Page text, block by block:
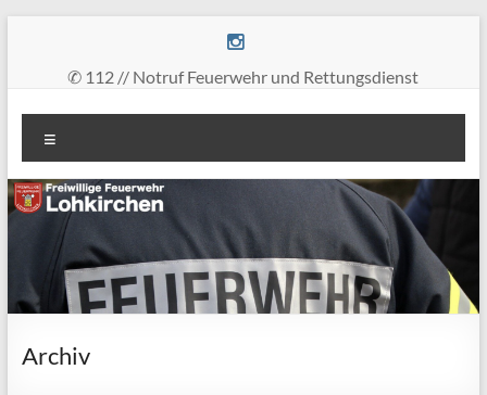
springen✆ 112 // Notruf Feuerwehr und Rettungsdienst
Freiwillige
Feuerwehr
Lohkirchen
retten
löschen
bergen
Archiv